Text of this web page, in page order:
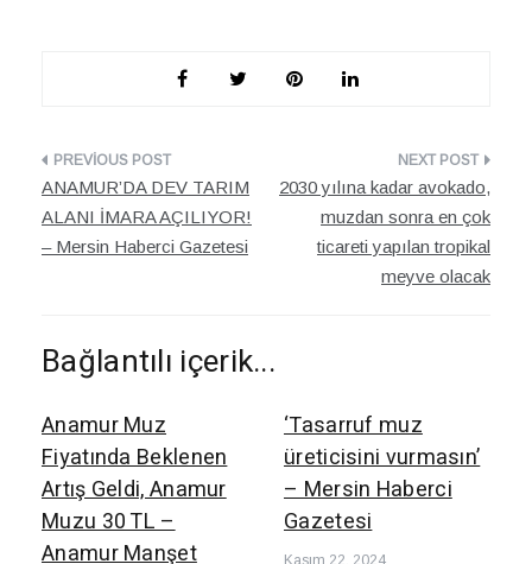
Yazı
dolaşımı
ANAMUR’DA DEV TARIM
ALANI İMARA AÇILIYOR!
– Mersin Haberci Gazetesi
2030 yılına kadar avokado,
muzdan sonra en çok
ticareti yapılan tropikal
meyve olacak
Bağlantılı içerik...
Anamur Muz
Fiyatında Beklenen
Artış Geldi, Anamur
Muzu 30 TL –
Anamur Manşet
‘Tasarruf muz
üreticisini vurmasın’
– Mersin Haberci
Gazetesi